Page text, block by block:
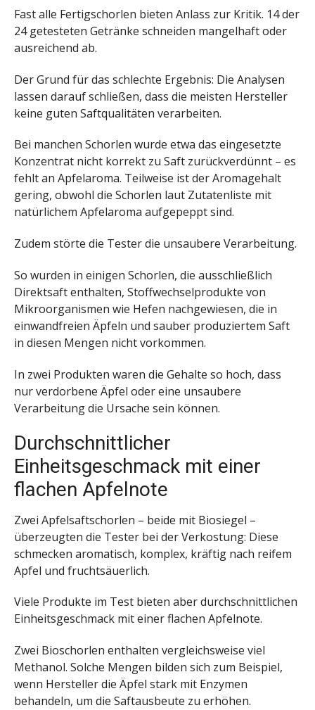
Fast alle Fertigschorlen bieten Anlass zur Kritik. 14 der
24 getesteten Getränke schneiden mangelhaft oder
ausreichend ab.
Der Grund für das schlechte Ergebnis: Die Analysen
lassen darauf schließen, dass die meisten Hersteller
keine guten Saftqualitäten verarbeiten.
Bei manchen Schorlen wurde etwa das eingesetzte
Konzentrat nicht korrekt zu Saft zurückverdünnt – es
fehlt an Apfelaroma. Teilweise ist der Aromagehalt
gering, obwohl die Schorlen laut Zutatenliste mit
natürlichem Apfelaroma aufgepeppt sind.
Zudem störte die Tester die unsaubere Verarbeitung.
So wurden in einigen Schorlen, die ausschließlich
Direktsaft enthalten, Stoffwechselprodukte von
Mikroorganismen wie Hefen nachgewiesen, die in
einwandfreien Äpfeln und sauber produziertem Saft
in diesen Mengen nicht vorkommen.
In zwei Produkten waren die Gehalte so hoch, dass
nur verdorbene Äpfel oder eine unsaubere
Verarbeitung die Ursache sein können.
Durchschnittlicher
Einheitsgeschmack mit einer
flachen Apfelnote
Zwei Apfelsaftschorlen – beide mit Biosiegel –
überzeugten die Tester bei der Verkostung: Diese
schmecken aromatisch, komplex, kräftig nach reifem
Apfel und fruchtsäuerlich.
Viele Produkte im Test bieten aber durchschnittlichen
Einheitsgeschmack mit einer flachen Apfelnote.
Zwei Bioschorlen enthalten vergleichsweise viel
Methanol. Solche Mengen bilden sich zum Beispiel,
wenn Hersteller die Äpfel stark mit Enzymen
behandeln, um die Saftausbeute zu erhöhen.